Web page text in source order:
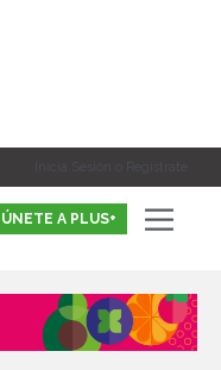
Inicia Sesión o Registrate
ÚNETE A PLUS+